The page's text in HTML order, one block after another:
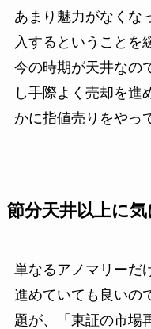
あまり魅力がなくな
入するということを
今の時期が天井なの
し手際よく売却を進
かに指値売りをやっ
節分天井以上に気
単なるアノマリーだ
進めていても良いの
題が、「 東証の市場